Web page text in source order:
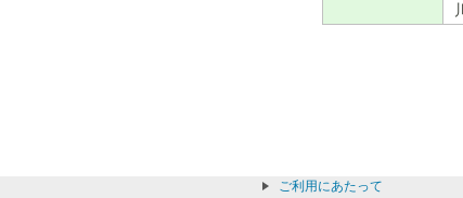
ご利用にあたって